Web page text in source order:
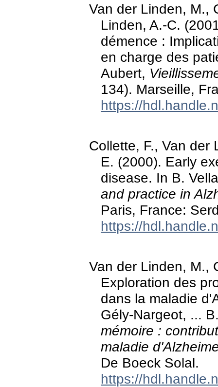
Van der Linden, M.,
Linden, A.-C.
démence :
en charge des
Aubert,
134). Marseille,
https://
Collette, F., Van der
E. (2000). Early
disease. In B.
and practice in
Paris, France:
https://
Van der Linden, M.,
Exploration des
dans la maladie
Gély-Nargeot, ...
mémoire :
maladie
De Boeck Solal.
https://